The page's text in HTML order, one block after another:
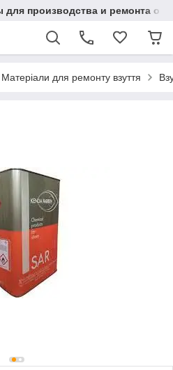
для производства и ремонта
Матеріали для ремонту взуття